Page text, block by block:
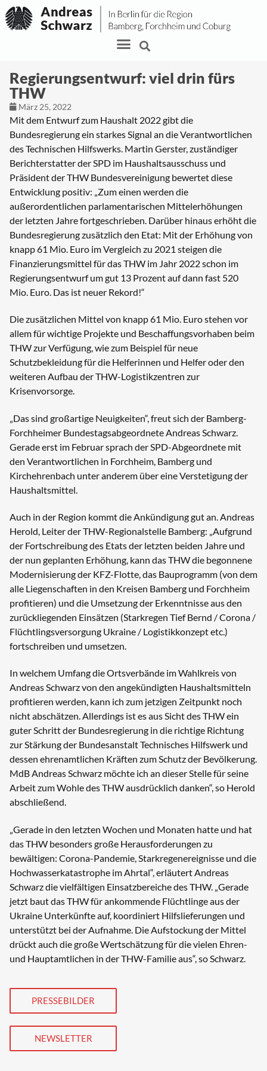
Regierungsentwurf: viel drin fürs
THW
März 25, 2022
Mit dem Entwurf zum Haushalt 2022 gibt die
Bundesregierung ein starkes Signal an die Verantwortlichen
des Technischen Hilfswerks. Martin Gerster, zuständiger
Berichterstatter der SPD im Haushaltsausschuss und
Präsident der THW Bundesvereinigung bewertet diese
Entwicklung positiv: „Zum einen werden die
außerordentlichen parlamentarischen Mittelerhöhungen
der letzten Jahre fortgeschrieben. Darüber hinaus erhöht die
Bundesregierung zusätzlich den Etat: Mit der Erhöhung von
knapp 61 Mio. Euro im Vergleich zu 2021 steigen die
Finanzierungsmittel für das THW im Jahr 2022 schon im
Regierungsentwurf um gut 13 Prozent auf dann fast 520
Mio. Euro. Das ist neuer Rekord!“
Die zusätzlichen Mittel von knapp 61 Mio. Euro stehen vor
allem für wichtige Projekte und Beschaffungsvorhaben beim
THW zur Verfügung, wie zum Beispiel für neue
Schutzbekleidung für die Helferinnen und Helfer oder den
weiteren Aufbau der THW-Logistikzentren zur
Krisenvorsorge.
„Das sind großartige Neuigkeiten“, freut sich der Bamberg-
Forchheimer Bundestagsabgeordnete Andreas Schwarz.
Gerade erst im Februar sprach der SPD-Abgeordnete mit
den Verantwortlichen in Forchheim, Bamberg und
Kirchehrenbach unter anderem über eine Verstetigung der
Haushaltsmittel.
Auch in der Region kommt die Ankündigung gut an. Andreas
Herold, Leiter der THW-Regionalstelle Bamberg: „Aufgrund
der Fortschreibung des Etats der letzten beiden Jahre und
der nun geplanten Erhöhung, kann das THW die begonnene
Modernisierung der KFZ-Flotte, das Bauprogramm (von dem
alle Liegenschaften in den Kreisen Bamberg und Forchheim
profitieren) und die Umsetzung der Erkenntnisse aus den
zurückliegenden Einsätzen (Starkregen Tief Bernd / Corona /
Flüchtlingsversorgung Ukraine / Logistikkonzept etc.)
fortschreiben und umsetzen.
In welchem Umfang die Ortsverbände im Wahlkreis von
Andreas Schwarz von den angekündigten Haushaltsmitteln
profitieren werden, kann ich zum jetzigen Zeitpunkt noch
nicht abschätzen. Allerdings ist es aus Sicht des THW ein
guter Schritt der Bundesregierung in die richtige Richtung
zur Stärkung der Bundesanstalt Technisches Hilfswerk und
dessen ehrenamtlichen Kräften zum Schutz der Bevölkerung.
MdB Andreas Schwarz möchte ich an dieser Stelle für seine
Arbeit zum Wohle des THW ausdrücklich danken“, so Herold
abschließend.
„Gerade in den letzten Wochen und Monaten hatte und hat
das THW besonders große Herausforderungen zu
bewältigen: Corona-Pandemie, Starkregenereignisse und die
Hochwasserkatastrophe im Ahrtal“, erläutert Andreas
Schwarz die vielfältigen Einsatzbereiche des THW. „Gerade
jetzt baut das THW für ankommende Flüchtlinge aus der
Ukraine Unterkünfte auf, koordiniert Hilfslieferungen und
unterstützt bei der Aufnahme. Die Aufstockung der Mittel
drückt auch die große Wertschätzung für die vielen Ehren-
und Hauptamtlichen in der THW-Familie aus“, so Schwarz.
PRESSEBILDER
NEWSLETTER